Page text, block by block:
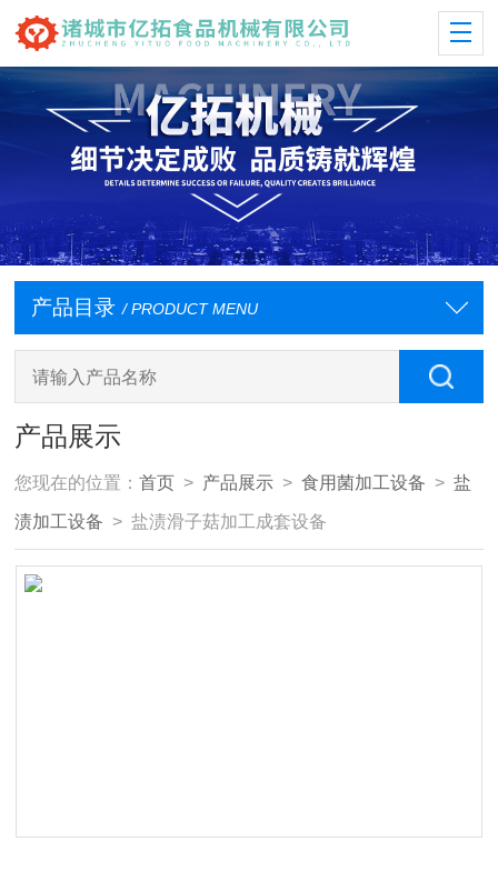
产品目录 / PRODUCT MENU
产品展示
您现在的位置：首页 > 产品展示 >食用菌加工设备 >盐
渍加工设备 > 盐渍滑子菇加工成套设备